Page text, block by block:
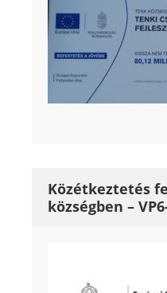
Közétkeztetés
községben –